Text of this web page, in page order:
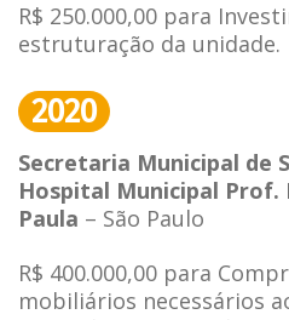
R$ 250.000,00 para
estruturação da unidade.
2020
Secretaria Municipal de
Hospital Municipal Prof.
Paula – São Paulo
R$ 400.000,00 para
mobiliários necessários